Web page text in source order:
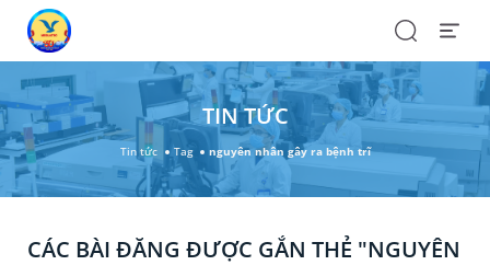
SearchOpen
TIN TỨC
Tin tức Tag nguyên nhân gây ra bệnh trĩ
CÁC BÀI ĐĂNG ĐƯỢC GẮN THẺ "NGUYÊN